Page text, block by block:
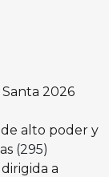
2026
alto poder y
(295)
a